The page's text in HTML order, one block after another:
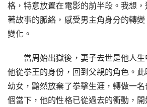
格，特意放置在電影的前半段。我想
著故事的脈絡，感受男主角身分的轉
變化。
當周始出獄後，妻子去世是他人
他從拳王的身份，回到父親的角色。
幼女，黯然放棄了拳擊生涯，轉做一
個當下，他的性格已從過去的衝動，